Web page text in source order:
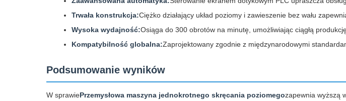
Trwała konstrukcja:Ciężko działający układ poziomy i zawieszenie bez wału
Wysoka wydajność:Osiąga do 300 obrotów na minutę, umożliwiając ciągłą
Kompatybilność globalna:Zaprojektowany zgodnie z międzynarodowymi
Podsumowanie wyników
W sprawiePrzemysłowa maszyna jednokrotnego skręcania poziomegozapewnia wyższą